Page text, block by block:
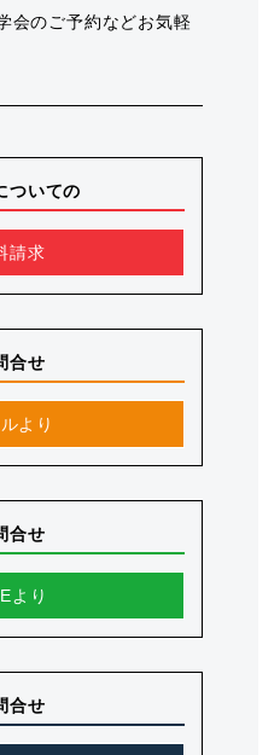
会のご予約などお気軽
ついての
請求
合せ
より
合せ
より
合せ